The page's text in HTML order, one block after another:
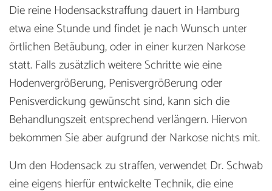
Die reine Hodensackstraffung dauert in Hamburg
etwa eine Stunde und findet je nach Wunsch unter
örtlichen Betäubung, oder in einer kurzen Narkose
statt. Falls zusätzlich weitere Schritte wie eine
Hodenvergrößerung, Penisvergrößerung oder
Penisverdickung gewünscht sind, kann sich die
Behandlungszeit entsprechend verlängern. Hiervon
bekommen Sie aber aufgrund der Narkose nichts mit.
Um den Hodensack zu straffen, verwendet Dr. Schwab
eine eigens hierfür entwickelte Technik, die eine